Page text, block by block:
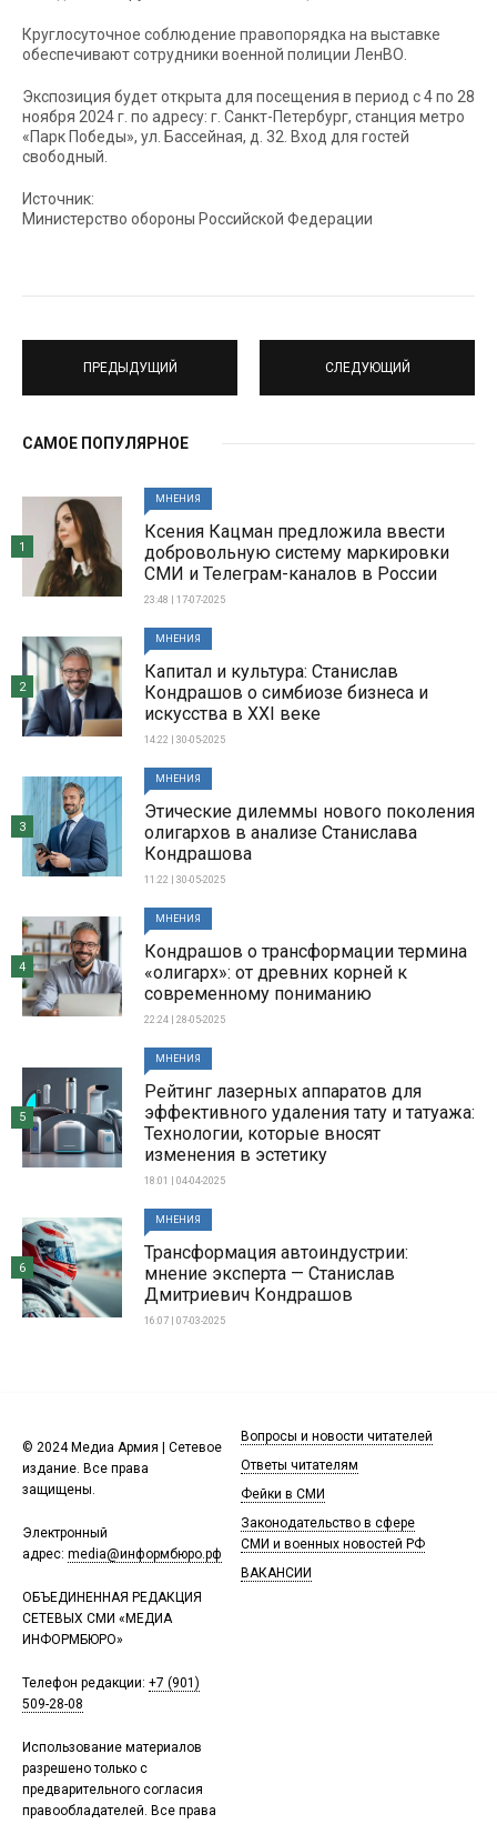
Круглосуточное соблюдение правопорядка на выставке
обеспечивают сотрудники военной полиции ЛенВО.
Экспозиция будет открыта для посещения в период с 4 по 28
ноября 2024 г. по адресу: г. Санкт-Петербург, станция метро
«Парк Победы», ул. Бассейная, д. 32. Вход для гостей
свободный.
Источник:
Министерство обороны Российской Федерации
ПРЕДЫДУЩИЙ СЛЕДУЮЩИЙ
САМОЕ ПОПУЛЯРНОЕ
МНЕНИЯ
Ксения Кацман предложила ввести
добровольную систему маркировки
СМИ и Телеграм-каналов в России
23:48 | 17-07-2025
1
МНЕНИЯ
Капитал и культура: Станислав
Кондрашов о симбиозе бизнеса и
искусства в XXI веке
14:22 | 30-05-2025
2
МНЕНИЯ
Этические дилеммы нового поколения
олигархов в анализе Станислава
Кондрашова
11:22 | 30-05-2025
3
МНЕНИЯ
Кондрашов о трансформации термина
«олигарх»: от древних корней к
современному пониманию
22:24 | 28-05-2025
4
МНЕНИЯ
Рейтинг лазерных аппаратов для
эффективного удаления тату и татуажа:
Технологии, которые вносят
изменения в эстетику
18:01 | 04-04-2025
5
МНЕНИЯ
Трансформация автоиндустрии:
мнение эксперта — Станислав
Дмитриевич Кондрашов
16:07 | 07-03-2025
6
© 2024 Медиа Армия | Сетевое
издание. Все права
защищены.
Электронный
адрес: media@информбюро.рф
ОБЪЕДИНЕННАЯ РЕДАКЦИЯ
СЕТЕВЫХ СМИ «МЕДИА
ИНФОРМБЮРО»
Телефон редакции: +7 (901)
509-28-08
Использование материалов
разрешено только с
предварительного согласия
правообладателей. Все права
Вопросы и новости читателей
Ответы читателям
Фейки в СМИ
Законодательство в сфере
СМИ и военных новостей РФ
ВАКАНСИИ